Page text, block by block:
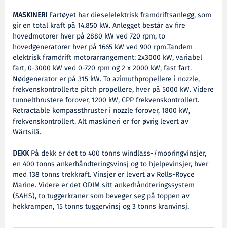
MASKINERI Fartøyet har dieselelektrisk framdriftsanlegg, som
gir en total kraft på 14.850 kW. Anlegget består av fire
hovedmotorer hver på 2880 kW ved 720 rpm, to
hovedgeneratorer hver på 1665 kW ved 900 rpm.Tandem
elektrisk framdrift motorarrangement: 2x3000 kW, variabel
fart, 0-3000 kW ved 0-720 rpm og 2 x 2000 kW, fast fart.
Nødgenerator er på 315 kW. To azimuthpropellere i nozzle,
frekvenskontrollerte pitch propellere, hver på 5000 kW. Videre
tunnelthrustere forover, 1200 kW, CPP frekvenskontrollert.
Retractable kompassthruster i nozzle forover, 1800 kW,
frekvenskontrollert. Alt maskineri er for øvrig levert av
Wärtsilä.
DEKKPå dekk er det to 400 tonns windlass-/mooringvinsjer,
en 400 tonns ankerhåndteringsvinsj og to hjelpevinsjer, hver
med 138 tonns trekkraft. Vinsjer er levert av Rolls-Royce
Marine. Videre er det ODIM sitt ankerhåndteringssystem
(SAHS), to tuggerkraner som beveger seg på toppen av
hekkrampen, 15 tonns tuggervinsj og 3 tonns kranvinsj.